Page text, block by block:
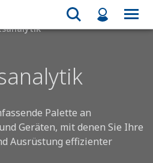
Palette an
Geräten, mit denen Sie Ihre
Ausrüstung effizienter